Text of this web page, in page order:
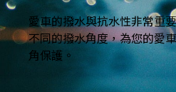
愛車的撥水與抗水性非常重
不同的撥水角度，為您的愛
角保護。